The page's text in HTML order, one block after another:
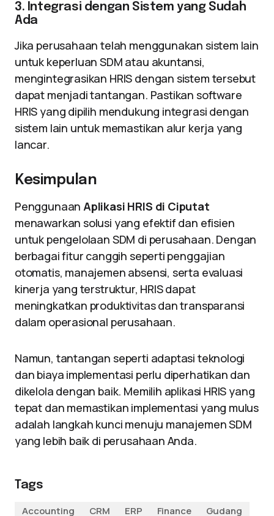
3. Integrasi dengan Sistem yang Sudah
Ada
Jika perusahaan telah menggunakan sistem lain
untuk keperluan SDM atau akuntansi,
mengintegrasikan HRIS dengan sistem tersebut
dapat menjadi tantangan. Pastikan software
HRIS yang dipilih mendukung integrasi dengan
sistem lain untuk memastikan alur kerja yang
lancar.
Kesimpulan
PenggunaanAplikasi HRIS di Ciputat
menawarkan solusi yang efektif dan efisien
untuk pengelolaan SDM di perusahaan. Dengan
berbagai fitur canggih seperti penggajian
otomatis, manajemen absensi, serta evaluasi
kinerja yang terstruktur, HRIS dapat
meningkatkan produktivitas dan transparansi
dalam operasional perusahaan.
Namun, tantangan seperti adaptasi teknologi
dan biaya implementasi perlu diperhatikan dan
dikelola dengan baik. Memilih aplikasi HRIS yang
tepat dan memastikan implementasi yang mulus
adalah langkah kunci menuju manajemen SDM
yang lebih baik di perusahaan Anda.
Tags
Accounting
CRM ERP Finance Gudang